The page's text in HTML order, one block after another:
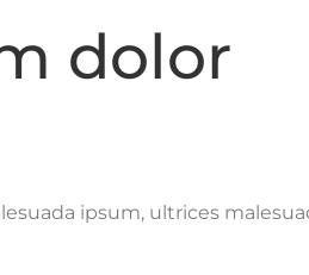
dolor
ipsum, ultrices